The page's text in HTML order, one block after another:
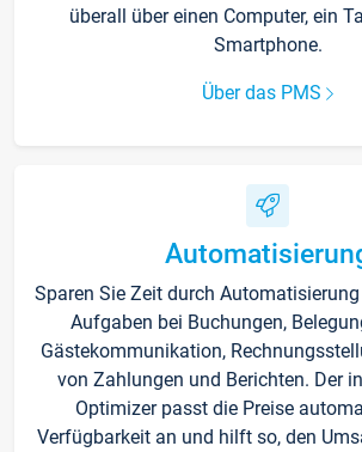
überall über einen Computer, ein
Smartphone.
Über das PMS
Sparen Sie Zeit durch
Aufgaben bei Buchungen,
Gästekommunikation,
von Zahlungen und Berichten. Der
Optimizer passt die Preise
Verfügbarkeit an und hilft so, den